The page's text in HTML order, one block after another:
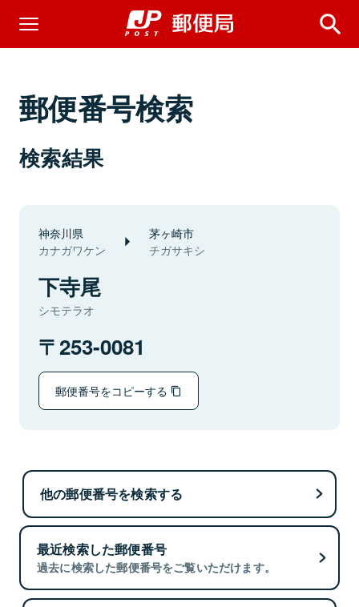
郵便番号検索
検索結果
神奈川県
カナガワケン
茅ヶ崎市
チガサキシ
下寺尾
シモテラオ
253-0081
郵便番号をコピーする
他の郵便番号を検索する
最近検索した郵便番号
過去に検索した郵便番号をご覧いただけます。